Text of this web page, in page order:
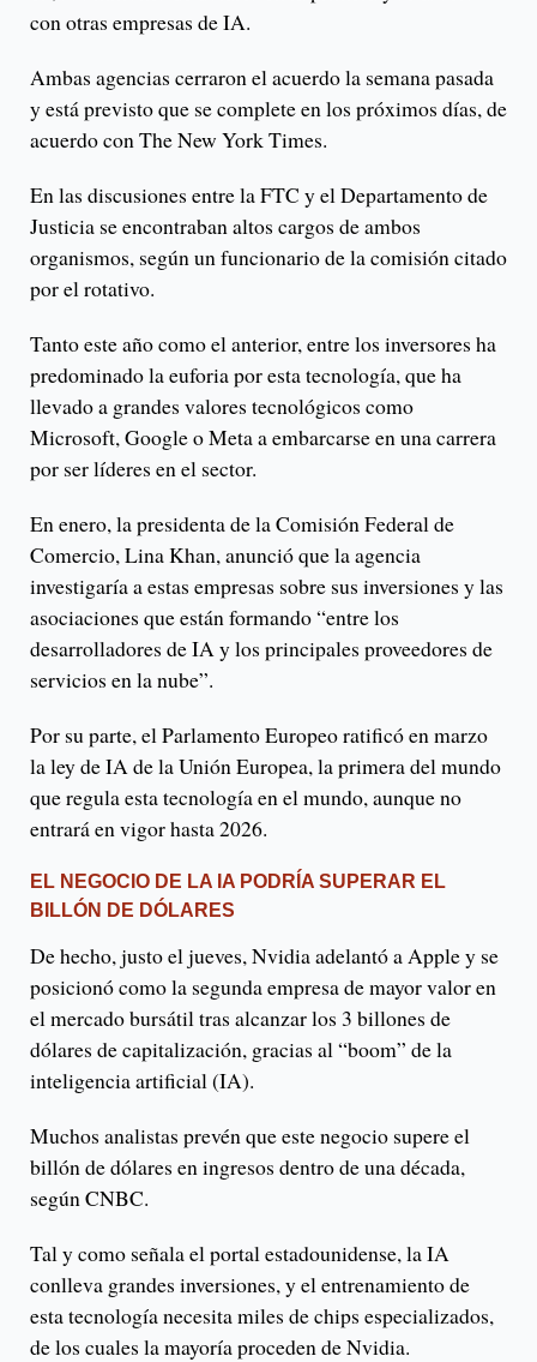
con otras empresas de IA.
Ambas agencias cerraron el acuerdo la semana pasada
y está previsto que se complete en los próximos días, de
acuerdo con The New York Times.
En las discusiones entre la FTC y el Departamento de
Justicia se encontraban altos cargos de ambos
organismos, según un funcionario de la comisión citado
por el rotativo.
Tanto este año como el anterior, entre los inversores ha
predominado la euforia por esta tecnología, que ha
llevado a grandes valores tecnológicos como
Microsoft, Google o Meta a embarcarse en una carrera
por ser líderes en el sector.
En enero, la presidenta de la Comisión Federal de
Comercio, Lina Khan, anunció que la agencia
investigaría a estas empresas sobre sus inversiones y las
asociaciones que están formando “entre los
desarrolladores de IA y los principales proveedores de
servicios en la nube”.
Por su parte, el Parlamento Europeo ratificó en marzo
la ley de IA de la Unión Europea, la primera del mundo
que regula esta tecnología en el mundo, aunque no
entrará en vigor hasta 2026.
EL NEGOCIO DE LA IA PODRÍA SUPERAR EL
BILLÓN DE DÓLARES
De hecho, justo el jueves, Nvidia adelantó a Apple y se
posicionó como la segunda empresa de mayor valor en
el mercado bursátil tras alcanzar los 3 billones de
dólares de capitalización, gracias al “boom” de la
inteligencia artificial (IA).
Muchos analistas prevén que este negocio supere el
billón de dólares en ingresos dentro de una década,
según CNBC.
Tal y como señala el portal estadounidense, la IA
conlleva grandes inversiones, y el entrenamiento de
esta tecnología necesita miles de chips especializados,
de los cuales la mayoría proceden de Nvidia.